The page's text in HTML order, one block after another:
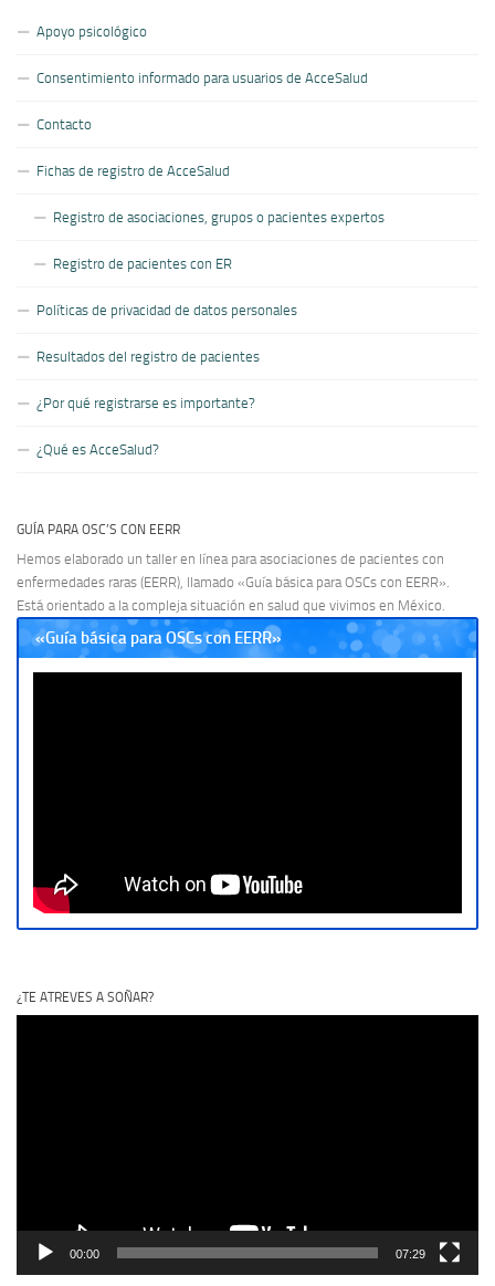
Apoyo psicológico
Consentimiento informado para usuarios de AcceSalud
Contacto
Fichas de registro de AcceSalud
Registro de asociaciones, grupos o pacientes expertos
Registro de pacientes con ER
Políticas de privacidad de datos personales
Resultados del registro de pacientes
¿Por qué registrarse es importante?
¿Qué es AcceSalud?
GUÍA PARA OSC’S CON EERR
Hemos elaborado un taller en línea para asociaciones de pacientes con
enfermedades raras (EERR), llamado «Guía básica para OSCs con EERR».
Está orientado a la compleja situación en salud que vivimos en México.
«Guía básica para OSCs con EERR»
¿TE ATREVES A SOÑAR?
00:00 07:29